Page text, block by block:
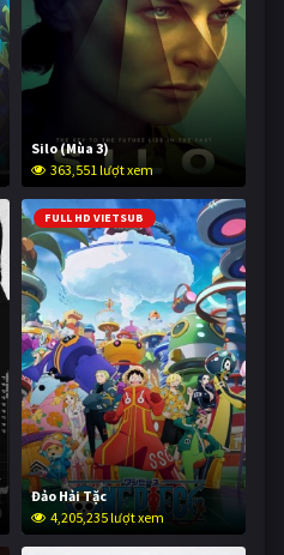
Silo (Mùa 3)
363,551 lượt xem
FULL HD VIETSUB
Đảo Hải Tặc
4,205,235 lượt xem